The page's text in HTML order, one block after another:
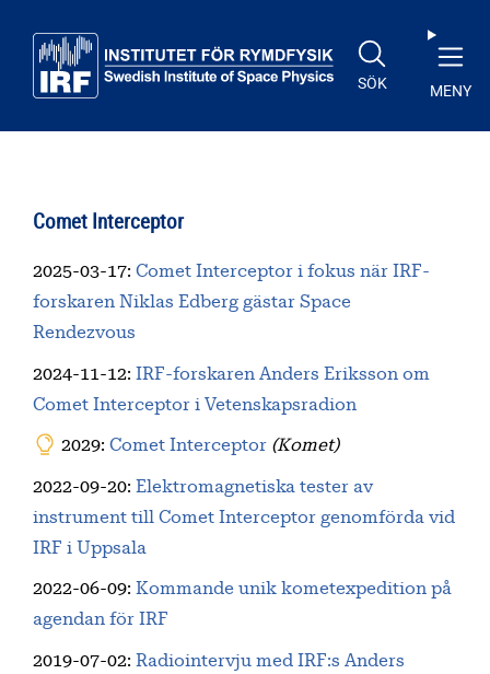
SÖK MENY
Comet Interceptor
2025-03-17: Comet Interceptor i fokus när IRF-
forskaren Niklas Edberg gästar Space
Rendezvous
2024-11-12:
IRF-forskaren Anders Eriksson om
Comet Interceptor i Vetenskapsradion
2029:Comet Interceptor (Komet)
2022-09-20: Elektromagnetiska tester av
instrument till Comet Interceptor genomförda vid
IRF i Uppsala
2022-06-09: Kommande unik kometexpedition på
agendan för IRF
2019-07-02: Radiointervju med IRF:s Anders